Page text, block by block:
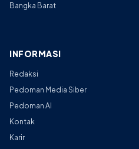
Bangka Barat
INFORMASI
Redaksi
Pedoman Media Siber
Pedoman AI
Kontak
Karir